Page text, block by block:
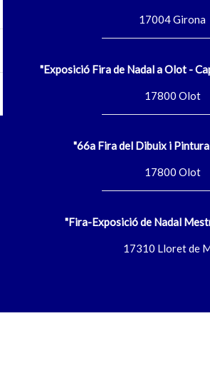
17004 Girona
"Exposició Fira de Nadal a Olot -
17800 Olot
"66a Fira del Dibuix i Pintura
17800 Olot
"Fira-Exposició de Nadal
17310 Lloret de